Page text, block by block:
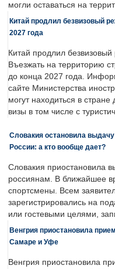
могли оставаться на
Китай продлил безвизовый
2027 года
Китай продлил
Въезжать на территорию
до конца 2027 года.
сайте Министерства
могут находиться в
визы в том числе с
Словакия остановила
России: а кто вообще дает?
Словакия приостановила
россиянам. В ближайшее
спортсмены. Всем
зарегистрировались на
или гостевыми целями,
Венгрия приостановила
Самаре и Уфе
Венгрия приостановила